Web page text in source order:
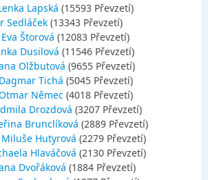
Lapská (15593 Převzetí)
Sedláček (13343 Převzetí)
Štorová (12083 Převzetí)
Dusilová (11546 Převzetí)
Olžbutová (9655 Převzetí)
Tichá (5045 Převzetí)
Němec (4018 Převzetí)
Drozdová (3207 Převzetí)
Brunclíková (2889 Převzetí)
Hutyrová (2279 Převzetí)
Hlaváčová (2130 Převzetí)
Dvořáková (1884 Převzetí)